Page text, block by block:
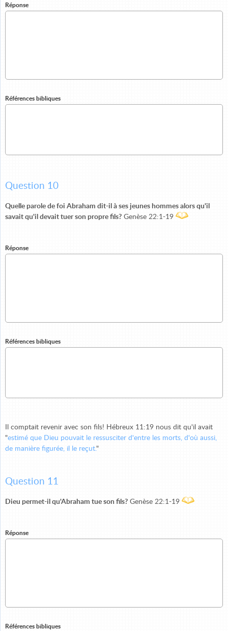
Réponse
Références bibliques
Question 10
Quelle parole de foi Abraham dit-il à ses jeunes hommes alors qu'il
savait qu'il devait tuer son propre fils? Genèse 22:1-19
Réponse
Références bibliques
Il comptait revenir avec son fils! Hébreux 11:19 nous dit qu'il avait
"estimé que Dieu pouvait le ressusciter d'entre les morts, d'où aussi,
de manière figurée, il le reçut. "
Question 11
Dieu permet-il qu'Abraham tue son fils? Genèse 22:1-19
Réponse
Références bibliques